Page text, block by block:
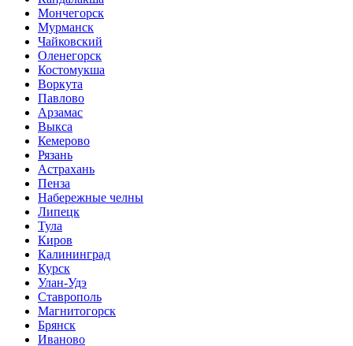
Мончегорск
Мурманск
Чайковский
Оленегорск
Костомукша
Воркута
Павлово
Арзамас
Выкса
Кемерово
Рязань
Астрахань
Пенза
Набережные челны
Липецк
Тула
Киров
Калининград
Курск
Улан-Удэ
Ставрополь
Магнитогорск
Брянск
Иваново